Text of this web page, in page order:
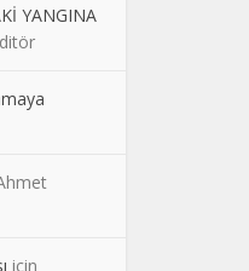
YANGINA
için